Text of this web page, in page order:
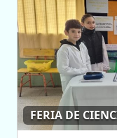
FERIA DE